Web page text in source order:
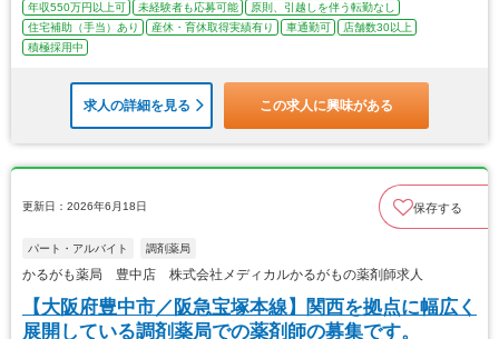
年収550万円以上可 未経験者も応募可能
原則、引越しを伴う転勤なし
住宅補助（手当）あり
産休・育休取得実績有り 車通勤可
店舗数30以上
積極採用中
求人の詳細を見る この求人に興味がある
更新日：2026年6月18日 保存する
パート・アルバイト 調剤薬局
かるがも薬局 豊中店 株式会社メディカルかるがもの薬剤師求人
【大阪府豊中市／阪急宝塚本線】関西を拠点に幅広く
展開している調剤薬局での薬剤師の募集です。